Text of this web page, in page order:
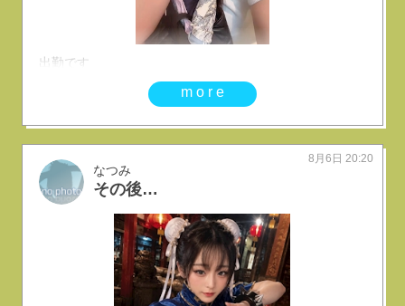
出勤です
more
なつみ
その後…
8月6日 20:20